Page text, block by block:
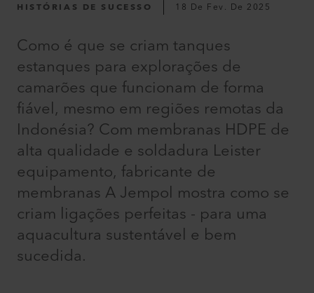
HISTÓRIAS DE SUCESSO 18 De Fev. De 2025
Como é que se criam tanques
estanques para explorações de
camarões que funcionam de forma
fiável, mesmo em regiões remotas da
Indonésia? Com membranas HDPE de
alta qualidade e soldadura Leister
equipamento, fabricante de
membranas A Jempol mostra como se
criam ligações perfeitas - para uma
aquacultura sustentável e bem
sucedida.